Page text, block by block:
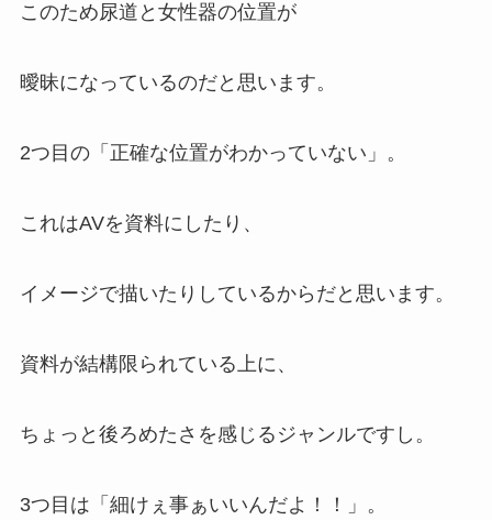
このため尿道と女性器の位置が
曖昧になっているのだと思います。
2つ目の「正確な位置がわかっていない」。
これはAVを資料にしたり、
イメージで描いたりしているからだと思います。
資料が結構限られている上に、
ちょっと後ろめたさを感じるジャンルですし。
3つ目は「細けぇ事ぁいいんだよ！！」。